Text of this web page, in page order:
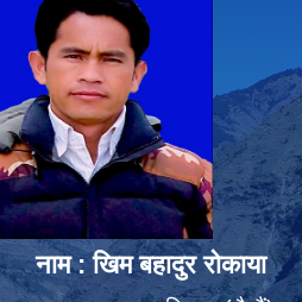
नाम : खिम बहादुर रोकाया